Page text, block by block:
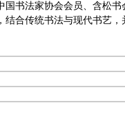
书法家协会会员、含松
合传统书法与现代书艺